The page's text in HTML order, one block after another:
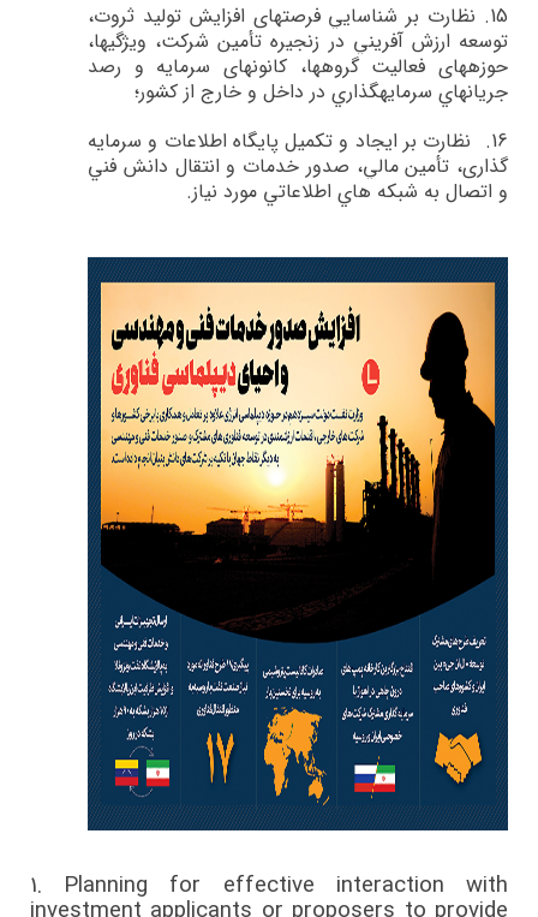
15. نظارت بر شناسايي فرصت­هاي افزايش توليد ثروت،
توسعه ارزش آفريني در زنجيره تأمين شركت، ويژگي­ها،
حوزه­هاي فعاليت گروه­ها، كانون­هاي سرمايه و رصد
جريان­هاي سرمايه­گذاري در داخل و خارج از كشور؛
16.
نظارت بر ايجاد و تكميل پايگاه اطلاعات و سرمايه
گذاري، تأمين مالي، صدور خدمات و انتقال دانش فني
و اتصال به شبكه هاي اطلاعاتي مورد نياز.
1. Planning for effective interaction with